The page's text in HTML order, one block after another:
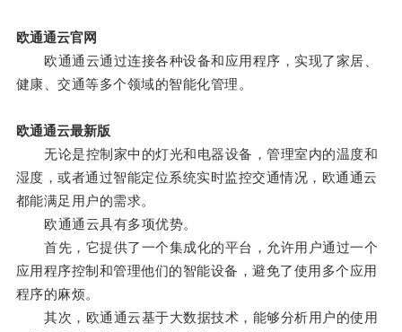
欧通通云官网
欧通通云通过连接各种设备和应用程序，实现了家居、
健康、交通等多个领域的智能化管理。
欧通通云最新版
无论是控制家中的灯光和电器设备，管理室内的温度和
湿度，或者通过智能定位系统实时监控交通情况，欧通通云
都能满足用户的需求。
欧通通云具有多项优势。
首先，它提供了一个集成化的平台，允许用户通过一个
应用程序控制和管理他们的智能设备，避免了使用多个应用
程序的麻烦。
其次，欧通通云基于大数据技术，能够分析用户的使用